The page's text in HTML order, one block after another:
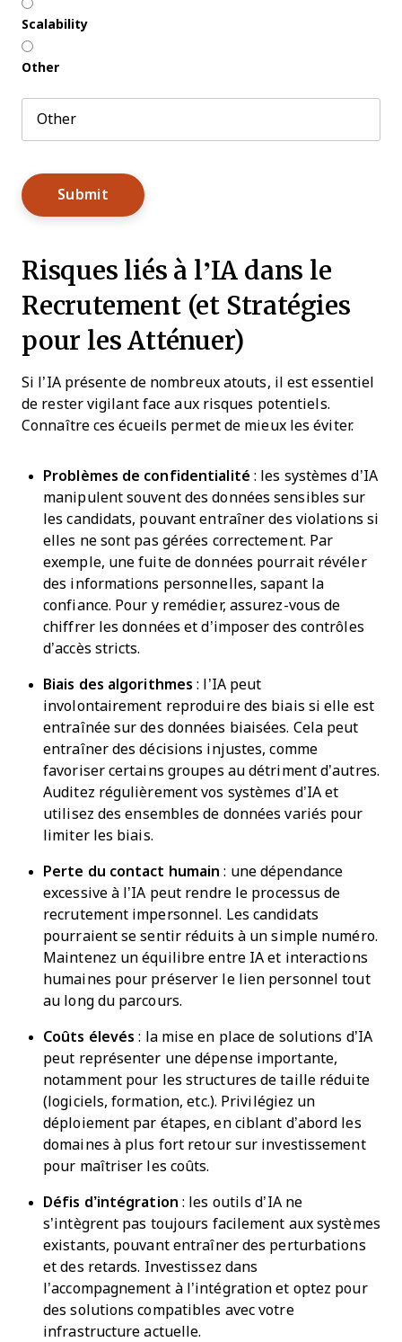
Scalability
Other
Risques liés à l’IA dans le
Recrutement (et Stratégies
pour les Atténuer)
Si l’IA présente de nombreux atouts, il est essentiel
de rester vigilant face aux risques potentiels.
Connaître ces écueils permet de mieux les éviter.
Problèmes de confidentialité : les systèmes d’IA
manipulent souvent des données sensibles sur
les candidats, pouvant entraîner des violations si
elles ne sont pas gérées correctement. Par
exemple, une fuite de données pourrait révéler
des informations personnelles, sapant la
confiance. Pour y remédier, assurez-vous de
chiffrer les données et d’imposer des contrôles
d’accès stricts.
Biais des algorithmes : l’IA peut
involontairement reproduire des biais si elle est
entraînée sur des données biaisées. Cela peut
entraîner des décisions injustes, comme
favoriser certains groupes au détriment d’autres.
Auditez régulièrement vos systèmes d’IA et
utilisez des ensembles de données variés pour
limiter les biais.
Perte du contact humain : une dépendance
excessive à l’IA peut rendre le processus de
recrutement impersonnel. Les candidats
pourraient se sentir réduits à un simple numéro.
Maintenez un équilibre entre IA et interactions
humaines pour préserver le lien personnel tout
au long du parcours.
Coûts élevés : la mise en place de solutions d’IA
peut représenter une dépense importante,
notamment pour les structures de taille réduite
(logiciels, formation, etc.). Privilégiez un
déploiement par étapes, en ciblant d’abord les
domaines à plus fort retour sur investissement
pour maîtriser les coûts.
Défis d’intégration : les outils d’IA ne
s’intègrent pas toujours facilement aux systèmes
existants, pouvant entraîner des perturbations
et des retards. Investissez dans
l’accompagnement à l’intégration et optez pour
des solutions compatibles avec votre
infrastructure actuelle.